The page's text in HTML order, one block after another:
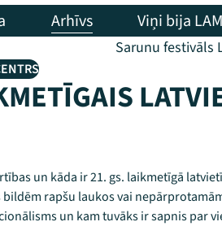
Arhīvs Viņi bija
Sarunu festivāls
un kāda ir 21. gs. laikmetīgā
rapšu laukos vai
un kam tuvāks ir sapnis par